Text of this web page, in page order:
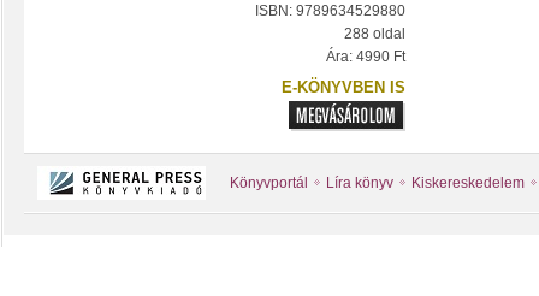
ISBN: 9789634529880
288 oldal
Ára: 4990 Ft
E-KÖNYVBEN IS
Könyvportál Líra könyv Kiskereskedelem